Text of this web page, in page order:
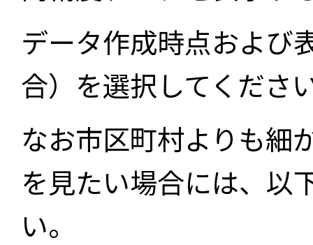
データ作成時点および
合）を選択してくださ
なお市区町村よりも細
を見たい場合には、以
い。